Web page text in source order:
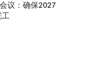
议：确保2027
工